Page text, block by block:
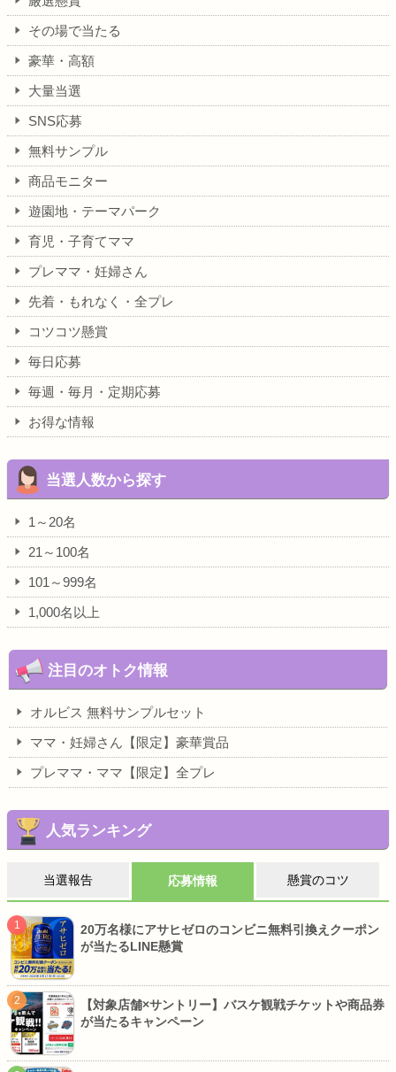
その場で当たる
豪華・高額
大量当選
SNS応募
無料サンプル
商品モニター
遊園地・テーマパーク
育児・子育てママ
プレママ・妊婦さん
先着・もれなく・全プレ
コツコツ懸賞
毎日応募
毎週・毎月・定期応募
お得な情報
当選人数から探す
1～20名
21～100名
101～999名
1,000名以上
注目のオトク情報
オルビス 無料サンプルセット
ママ・妊婦さん【限定】豪華賞品
プレママ・ママ【限定】全プレ
人気ランキング
当選報告 応募情報 懸賞のコツ
20万名様にアサヒゼロのコンビニ無料引換えクーポン
が当たるLINE懸賞
【対象店舗×サントリー】バスケ観戦チケットや商品券
が当たるキャンペーン